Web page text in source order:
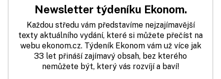
Newsletter týdeníku Ekonom.
Každou středu vám představíme nejzajímavější
texty aktuálního vydání, které si můžete přečíst na
webu ekonom.cz. Týdeník Ekonom vám už více jak
33 let přináší zajímavý obsah, bez kterého
nemůžete být, který vás rozvíjí a baví!